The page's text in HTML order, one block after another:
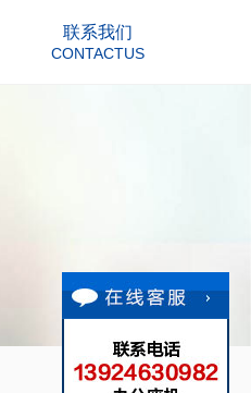
联系我们
CONTACTUS